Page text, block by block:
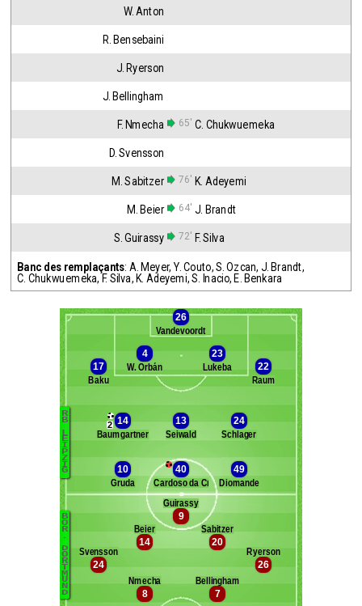
W. Anton
R. Bensebaini
J. Ryerson
J. Bellingham
F. Nmecha 65' C. Chukwuemeka
D. Svensson
M. Sabitzer 76' K. Adeyemi
M. Beier 64' J. Brandt
S. Guirassy 72' F. Silva
Banc des remplaçants: A. Meyer, Y. Couto,S. Ozcan, J. Brandt,
C. Chukwuemeka, F. Silva, K. Adeyemi,S. Inacio, E. Benkara